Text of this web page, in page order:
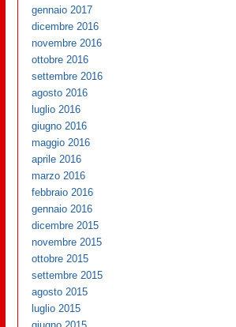
gennaio 2017
dicembre 2016
novembre 2016
ottobre 2016
settembre 2016
agosto 2016
luglio 2016
giugno 2016
maggio 2016
aprile 2016
marzo 2016
febbraio 2016
gennaio 2016
dicembre 2015
novembre 2015
ottobre 2015
settembre 2015
agosto 2015
luglio 2015